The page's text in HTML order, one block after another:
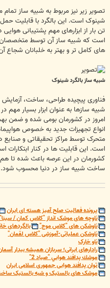
شینوک است. این بالگرد با قابلیت
تن بار از ابزارهای مهم پشتیبانی
است که شبیه ساز آن توسط متخصصان
های کامل تر و بهتر به خلبانان شجاع
شبیه ساز بالگرد شینوک
فناوری پیچیده طراحی، ساخت، آزمایش
شبیه سازها به عنوان ابزار بسیار
امروز در کشورمان بومی شده و ضمن
انواع تجهیزات جدید به خصوص
متحرک توسط مراکز تحقیقاتی و
است. این قابلیت ها در کنار
کشورمان در این عرصه باعث شده تا
ساخت شبیه ساز در دنیا محسوب شود.
پرونده فعالیت صلح آمیز هسته ای ایران
ناوچه های موشک انداز "کلاس کمان / سینا"
ناوشکن های "کلاس موج"
بالگردهای
ناوشکن عملیاتی-آموزشی "کلاس لقمان"
ناو خارک
رادارهای ایرانی؛ سربازان همیشه بیدار
موشك پدافند هوايي "صياد 2"
توان پدافند هوایی جمهوری اسلامی ایران
موشک های بالستیک و شبه بالستیک